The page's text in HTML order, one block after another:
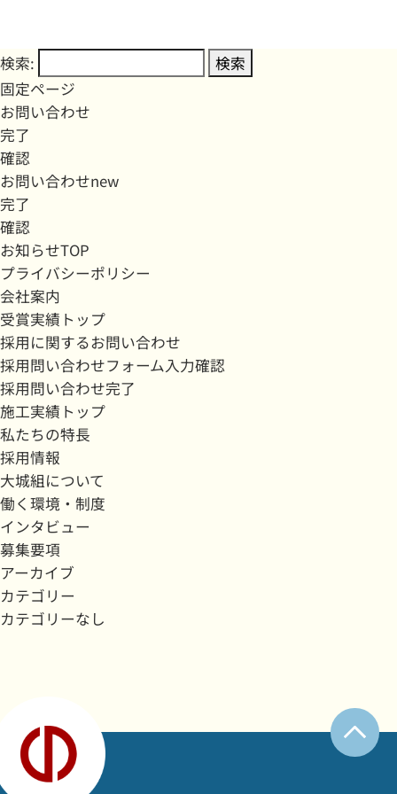
検索:
固定ページ
お問い合わせ
完了
確認
お問い合わせnew
完了
確認
お知らせTOP
プライバシーポリシー
会社案内
受賞実績トップ
採用に関するお問い合わせ
採用問い合わせフォーム入力確認
採用問い合わせ完了
施工実績トップ
私たちの特長
採用情報
大城組について
働く環境・制度
インタビュー
募集要項
アーカイブ
カテゴリー
カテゴリーなし